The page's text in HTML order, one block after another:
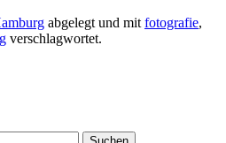
abgelegt und mit fotografie,
verschlagwortet.